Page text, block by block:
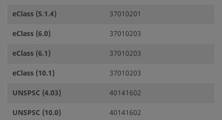
eClass (5.1.4)
37010201
eClass (6.0)
37010203
eClass (6.1)
37010203
eClass (10.1)
37010203
UNSPSC (4.03)
40141602
UNSPSC (10.0)
40141602